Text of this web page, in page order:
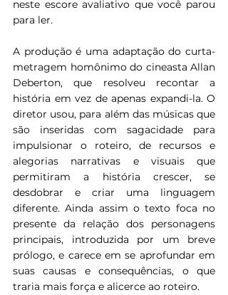
neste escore avaliativo que você parou
para ler.
A produção é uma adaptação do curta-
metragem homônimo do cineasta Allan
Deberton, que resolveu recontar a
história em vez de apenas expandi-la. O
diretor usou, para além das músicas que
são inseridas com sagacidade para
impulsionar o roteiro, de recursos e
alegorias narrativas e visuais que
permitiram a história crescer, se
desdobrar e criar uma linguagem
diferente. Ainda assim o texto foca no
presente da relação dos personagens
principais, introduzida por um breve
prólogo, e carece em se aprofundar em
suas causas e consequências, o que
traria mais força e alicerce ao roteiro.